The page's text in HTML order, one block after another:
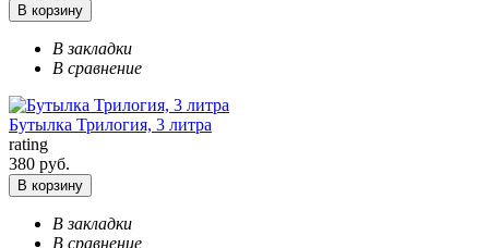
В корзину
В закладки
В сравнение
Бутылка Трилогия, 3 литра
rating
380 руб.
В корзину
В закладки
В сравнение